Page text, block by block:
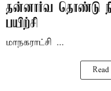
தன்னார்வ தொண்டு
பயிற்சி
மாநகராட்சி ...